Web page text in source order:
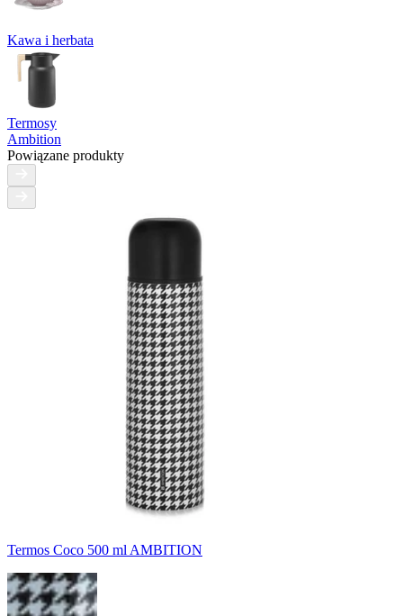
Kawa i herbata
Termosy
Ambition
Powiązane produkty
Termos Coco 500 ml AMBITION